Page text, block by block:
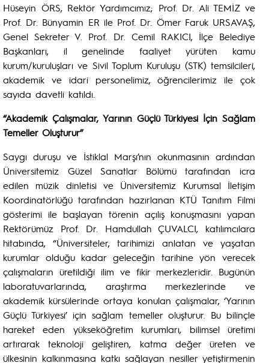
Hüseyin ÖRS, Rektör Yardımcımız; Prof. Dr. Ali TEMİZ ve
Prof. Dr. Bünyamin ER ile Prof. Dr. Ömer Faruk URSAVAŞ,
Genel Sekreter V. Prof. Dr. Cemil RAKICI, İlçe Belediye
Başkanları, il genelinde faaliyet yürüten kamu
kurum/kuruluşları ve Sivil Toplum Kuruluşu (STK) temsilcileri,
akademik ve idari personelimiz, öğrencilerimiz ile çok
sayıda davetli katıldı.
“Akademik Çalışmalar, Yarının Güçlü Türkiyesi İçin Sağlam
Temeller Oluşturur”
Saygı duruşu ve İstiklal Marşı’nın okunmasının ardından
Üniversitemiz Güzel Sanatlar Bölümü tarafından icra
edilen müzik dinletisi ve Üniversitemiz Kurumsal İletişim
Koordinatörlüğü tarafından hazırlanan KTÜ Tanıtım Filmi
gösterimi ile başlayan törenin açılış konuşmasını yapan
Rektörümüz Prof. Dr. Hamdullah ÇUVALCI, katılımcılara
hitabında, “Üniversiteler, tarihimizi anlatan ve yaşatan
kurumlar olduğu kadar geleceğin tarihine yön verecek
çalışmaların üretildiği ilim ve fikir merkezleridir. Bugünün
laboratuvarlarında, araştırma merkezlerinde ve
akademik kürsülerinde ortaya konulan çalışmalar, ‘Yarının
Güçlü Türkiyesi’ için sağlam temeller oluşturur. Bu bilinçle
hareket eden yükseköğretim kurumları, bilimsel üretimi
artırarak teknoloji geliştiren, katma değer üreten ve
ülkesinin kalkınmasına katkı sağlayan nesiller yetiştirmenin